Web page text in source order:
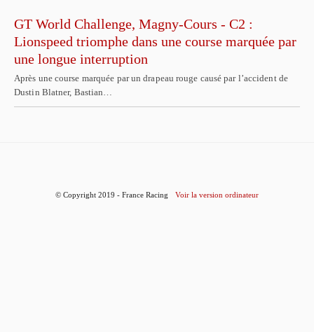
GT World Challenge, Magny-Cours - C2 :
Lionspeed triomphe dans une course marquée par
une longue interruption
Après une course marquée par un drapeau rouge causé par l’accident de
Dustin Blatner, Bastian…
© Copyright 2019 - France Racing Voir la version ordinateur